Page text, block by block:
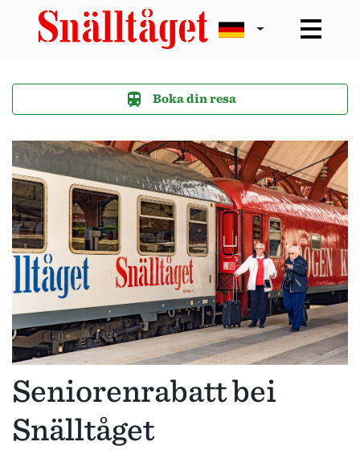
Boka din resa
Seniorenrabatt bei
Snälltåget